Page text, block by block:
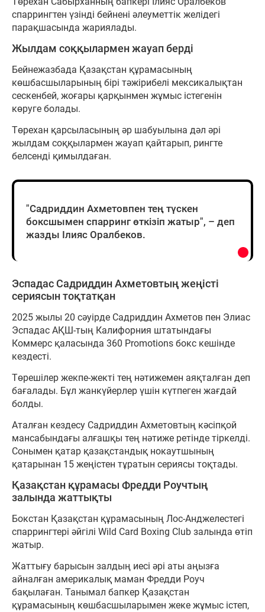
спаррингтен үзінді бейнені әлеуметтік желідегі
парақшасында жариялады.
Жылдам соққылармен жауап берді
Бейнежазбада Қазақстан құрамасының
көшбасшыларының бірі тәжірибелі мексикалықтан
сескенбей, жоғары қарқынмен жұмыс істегенін
көруге болады.
Төрехан қарсыласының әр шабуылына дәл әрі
жылдам соққылармен жауап қайтарып, рингте
белсенді қимылдаған.
"Садриддин Ахметовпен тең түскен
боксшымен спарринг өткізіп жатыр", – деп
жазды Ілияс Оралбеков.
Эспадас Садриддин Ахметовтың жеңісті
сериясын тоқтатқан
2025 жылы 20 сәуірде Садриддин Ахметов пен Элиас
Эспадас АҚШ-тың Калифорния штатындағы
Коммерс қаласында 360 Promotions бокс кешінде
кездесті.
Төрешілер жекпе-жекті тең нәтижемен аяқталған деп
бағалады. Бұл жанкүйерлер үшін күтпеген жағдай
болды.
Аталған кездесу Садриддин Ахметовтың кәсіпқой
мансабындағы алғашқы тең нәтиже ретінде тіркелді.
Сонымен қатар қазақстандық нокаутшының
қатарынан 15 жеңістен тұратын сериясы тоқтады.
Қазақстан құрамасы Фредди Роучтың
залында жаттықты
Бокстан Қазақстан құрамасының Лос-Анджелестегі
спаррингтері әйгілі Wild Card Boxing Club залында өтіп
жатыр.
Жаттығу барысын залдың иесі әрі аты аңызға
айналған америкалық маман Фредди Роуч
бақылаған. Танымал бапкер Қазақстан
құрамасының көшбасшыларымен жеке жұмыс істеп,